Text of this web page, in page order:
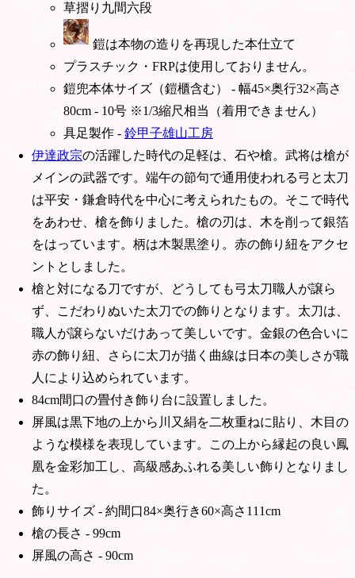
草摺り九間六段
鎧は本物の造りを再現した本仕立て
プラスチック・FRPは使用しておりません。
鎧兜本体サイズ（鎧櫃含む） - 幅45×奥行32×高さ
80cm - 10号 ※1/3縮尺相当（着用できません）
具足製作 - 鈴甲子雄山工房
伊達政宗の活躍した時代の足軽は、石や槍。武将は槍が
メインの武器です。端午の節句で通用使われる弓と太刀
は平安・鎌倉時代を中心に考えられたもの。そこで時代
をあわせ、槍を飾りました。槍の刃は、木を削って銀箔
をはっています。柄は木製黒塗り。赤の飾り紐をアクセ
ントとしました。
槍と対になる刀ですが、どうしても弓太刀職人が譲ら
ず、こだわりぬいた太刀での飾りとなります。太刀は、
職人が譲らないだけあって美しいです。金銀の色合いに
赤の飾り紐、さらに太刀が描く曲線は日本の美しさが職
人により込められています。
84cm間口の畳付き飾り台に設置しました。
屏風は黒下地の上から川又絹を二枚重ねに貼り、木目の
ような模様を表現しています。この上から縁起の良い鳳
凰を金彩加工し、高級感あふれる美しい飾りとなりまし
た。
飾りサイズ - 約間口84×奥行き60×高さ111cm
槍の長さ - 99cm
屏風の高さ - 90cm